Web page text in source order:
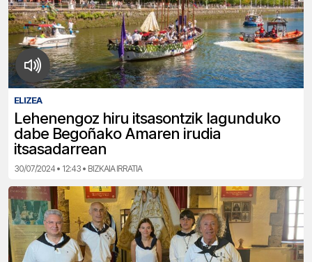
ELIZEA
Lehenengoz hiru itsasontzik lagunduko
dabe Begoñako Amaren irudia
itsasadarrean
30/07/2024 • 12:43 • BIZKAIA IRRATIA